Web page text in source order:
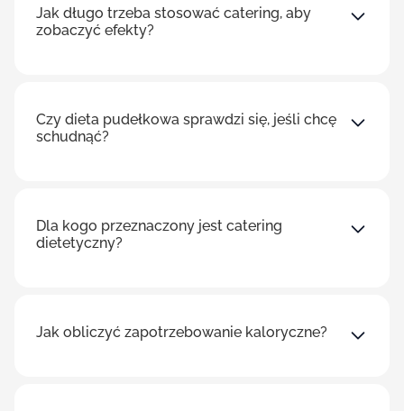
Jak długo trzeba stosować catering, aby
zobaczyć efekty?
Czy dieta pudełkowa sprawdzi się, jeśli chcę
schudnąć?
Dla kogo przeznaczony jest catering
dietetyczny?
Jak obliczyć zapotrzebowanie kaloryczne?